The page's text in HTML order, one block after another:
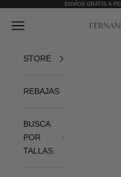
ENVÍOS GRATIS A
Abrir menú de navegación
STORE
REBAJAS
BUSCA
POR
TALLAS